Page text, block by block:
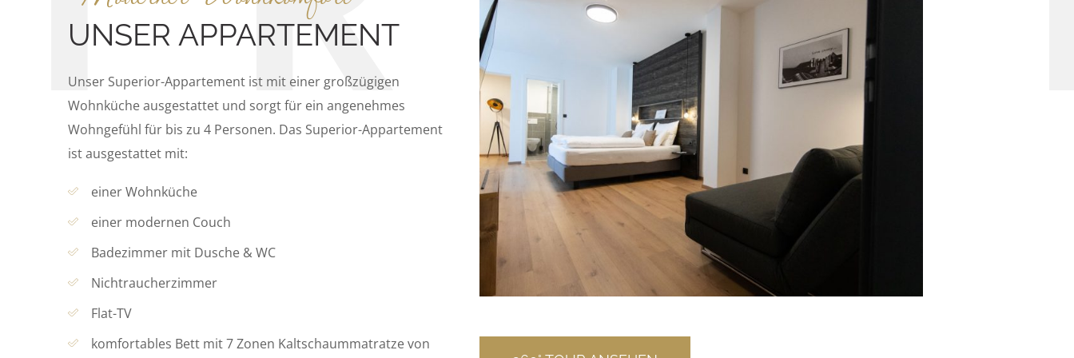
UNSER APPARTEMENT
Unser Superior-Appartement ist mit einer großzügigen
Wohnküche ausgestattet und sorgt für ein angenehmes
Wohngefühl für bis zu 4 Personen. Das Superior-Appartement
ist ausgestattet mit:
einer Wohnküche
einer modernen Couch
Badezimmer mit Dusche & WC
Nichtraucherzimmer
Flat-TV
komfortables Bett mit 7 Zonen Kaltschaummatratze von